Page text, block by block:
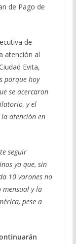
de Pago de
de
atención al
Evita,
porque hoy
se acercaron
y el
atención en
seguir
ya que, sin
10 varones no
y la
pese a